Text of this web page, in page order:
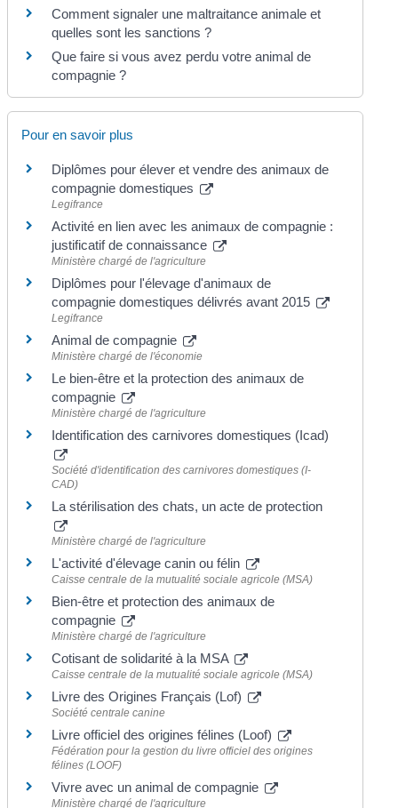
Comment signaler une maltraitance animale et
quelles sont les sanctions ?
Que faire si vous avez perdu votre animal de
compagnie ?
Pour en savoir plus
Diplômes pour élever et vendre des animaux de
compagnie domestiques
Legifrance
Activité en lien avec les animaux de compagnie :
justificatif de connaissance
Ministère chargé de l'agriculture
Diplômes pour l'élevage d'animaux de
compagnie domestiques délivrés avant 2015
Legifrance
Animal de compagnie
Ministère chargé de l'économie
Le bien-être et la protection des animaux de
compagnie
Ministère chargé de l'agriculture
Identification des carnivores domestiques (Icad)
Société d'identification des carnivores domestiques (I-
CAD)
La stérilisation des chats, un acte de protection
Ministère chargé de l'agriculture
L'activité d'élevage canin ou félin
Caisse centrale de la mutualité sociale agricole (MSA)
Bien-être et protection des animaux de
compagnie
Ministère chargé de l'agriculture
Cotisant de solidarité à la MSA
Caisse centrale de la mutualité sociale agricole (MSA)
Livre des Origines Français (Lof)
Société centrale canine
Livre officiel des origines félines (Loof)
Fédération pour la gestion du livre officiel des origines
félines (LOOF)
Vivre avec un animal de compagnie
Ministère chargé de l'agriculture